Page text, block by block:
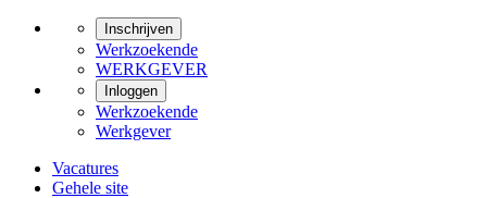
Inschrijven
Werkzoekende
WERKGEVER
Inloggen
Werkzoekende
Werkgever
Vacatures
Gehele site